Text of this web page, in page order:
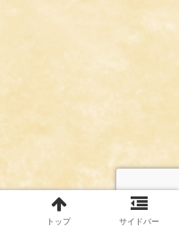
トップ サイドバー